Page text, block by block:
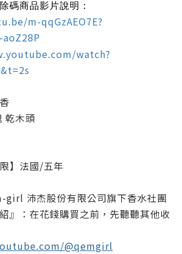
碼商品影片說明：
m-qqGzAEO7E?
watch?
乾木頭
】法國/五年
girl 沛杰股份有限公司旗下香水社團
』：在花錢購買之前，先聽聽其他收
@qemgirl